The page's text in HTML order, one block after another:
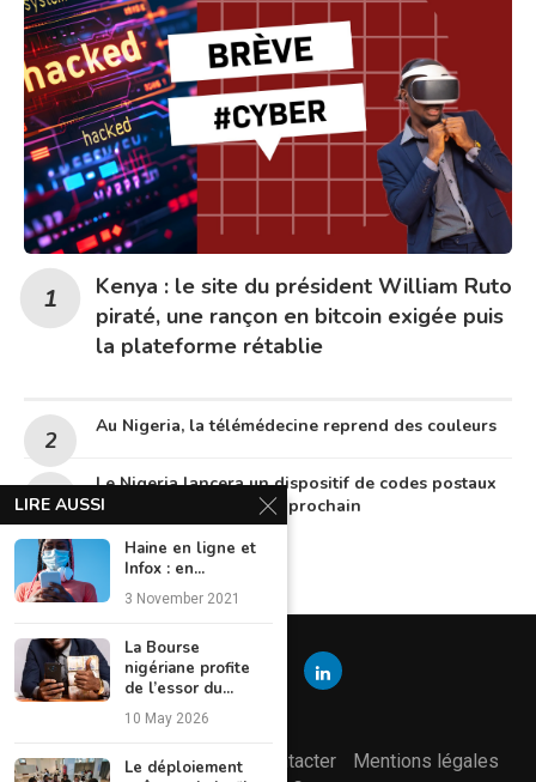
Kenya : le site du président William Ruto
piraté, une rançon en bitcoin exigée puis
la plateforme rétablie
Au Nigeria, la télémédecine reprend des couleurs
Le Nigeria lancera un dispositif de codes postaux
numériques en octobre prochain
L’équipe éditoriale Nous contacter
Mentions légales
LIRE AUSSI
Haine en ligne et
Infox : en...
3 November 2021
La Bourse
nigériane profite
de l’essor du...
10 May 2026
Le déploiement